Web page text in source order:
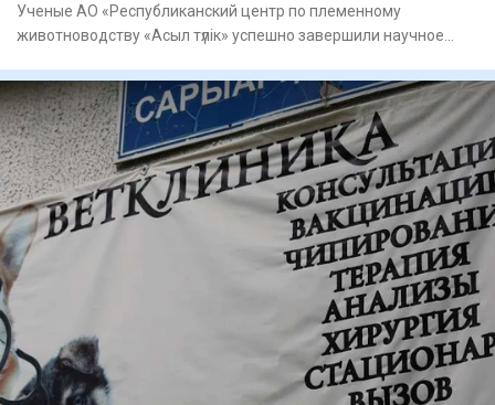
Ученые АО «Республиканский центр по племенному
животноводству «Асыл түлік» успешно завершили научное